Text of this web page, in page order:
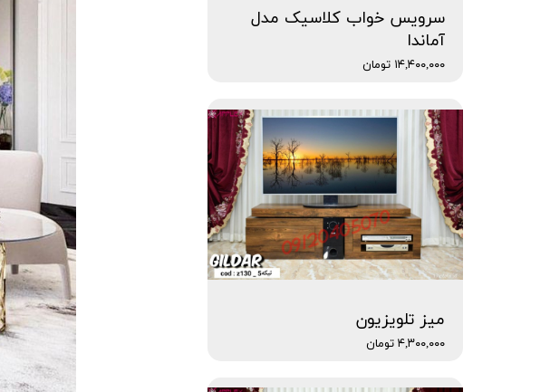
سرویس خواب کلاسیک مدل
آماندا
۱۴,۴۰۰,۰۰۰ تومان
میز تلویزیون
۴,۳۰۰,۰۰۰ تومان